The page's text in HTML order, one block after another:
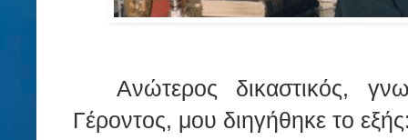
Ανώτερος δικαστικός,
Γέροντος, μου διηγήθηκε το